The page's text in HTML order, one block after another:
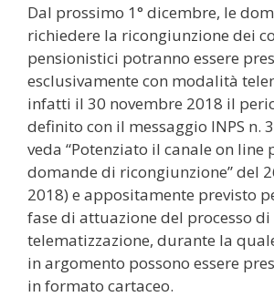
Dal prossimo 1° dicembre, le
richiedere la ricongiunzione dei
pensionistici potranno essere
esclusivamente con modalità
infatti il 30 novembre 2018 il
definito con il messaggio INPS n.
veda “Potenziato il canale on line
domande di ricongiunzione” del
2018) e appositamente previsto
fase di attuazione del processo di
telematizzazione, durante la
in argomento possono essere
in formato cartaceo.